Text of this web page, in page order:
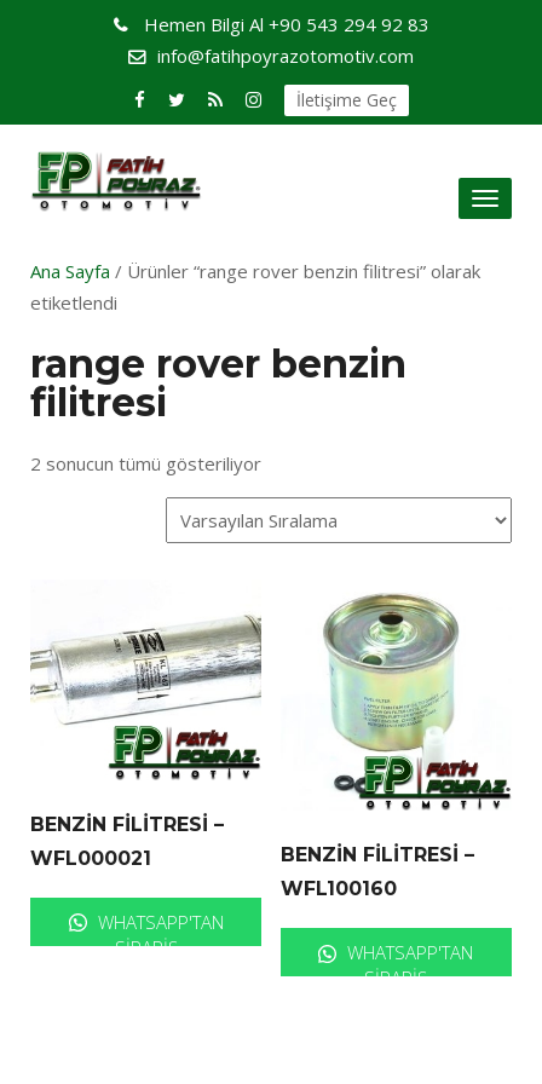
Hemen Bilgi Al +90 543 294 92 83
info@fatihpoyrazotomotiv.com
İletişime Geç
Toggle
Ana Sayfa / Ürünler “range rover benzin filitresi” olarak
etiketlendi
range rover benzin
filitresi
2 sonucun tümü gösteriliyor
BENZİN FİLİTRESİ –
WFL000021
WHATSAPP'TAN
SIPARIŞ
BENZİN FİLİTRESİ –
WFL100160
WHATSAPP'TAN
SIPARIŞ